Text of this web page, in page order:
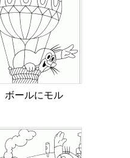
ボールにモル